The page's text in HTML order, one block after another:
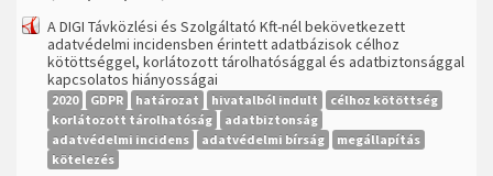
A DIGI Távközlési és Szolgáltató Kft-nél bekövetkezett
adatvédelmi incidensben érintett adatbázisok célhoz
kötöttséggel, korlátozott tárolhatósággal és adatbiztonsággal
kapcsolatos hiányosságai
2020 GDPR határozat hivatalból indult
célhoz kötöttség
korlátozott tárolhatóság
adatbiztonság
adatvédelmi incidens
adatvédelmi bírság
megállapítás
kötelezés